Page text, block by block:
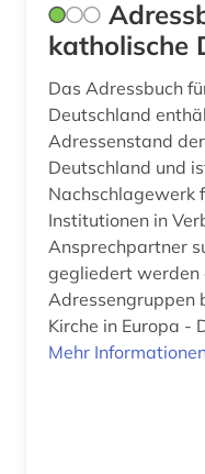
eichstätt (1)
katholische
Das Adressbuch
Deutschland
Adressenstand
Deutschland und
Nachschlagewerk
Institutionen in
Ansprechpartner
gegliedert werden
Adressengruppen
Kirche in Europa -
Mehr